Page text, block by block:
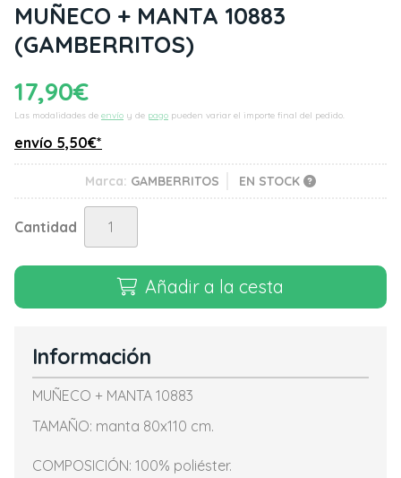
MUÑECO + MANTA 10883
(GAMBERRITOS)
17,90€
Las modalidades de envío y de pago pueden variar el importe final del pedido.
envío 5,50€*
Marca: GAMBERRITOS EN STOCK
Cantidad
Añadir a la cesta
Información
MUÑECO + MANTA 10883
TAMAÑO: manta 80x110 cm.
COMPOSICIÓN: 100% poliéster.